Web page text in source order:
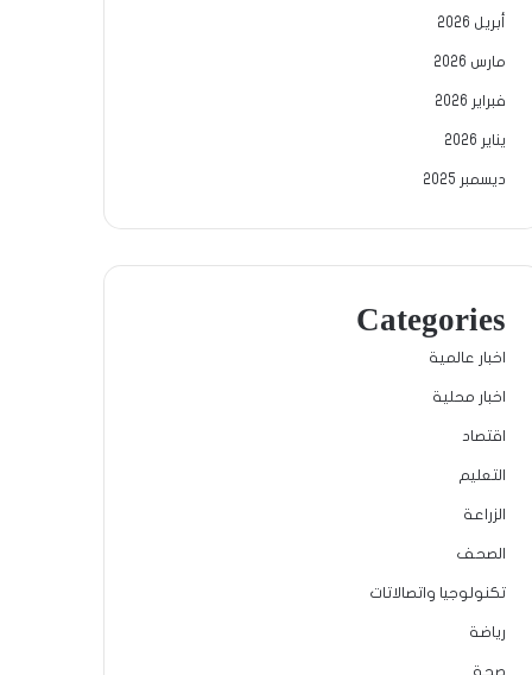
أبريل 2026
مارس 2026
فبراير 2026
يناير 2026
ديسمبر 2025
Categories
اخبار عالمية
اخبار محلية
اقتصاد
التعليم
الزراعة
الصحف
تكنولوجيا واتصالاتات
رياضة
صحة